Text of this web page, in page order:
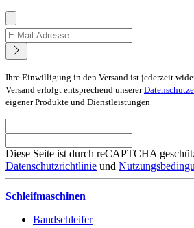
Ihre Einwilligung in den Versand ist jederzeit
Versand erfolgt entsprechend unserer
eigener Produkte und Dienstleistungen
Diese Seite ist durch reCAPTCHA
Datenschutzrichtlinie und
Schleifmaschinen
Bandschleifer